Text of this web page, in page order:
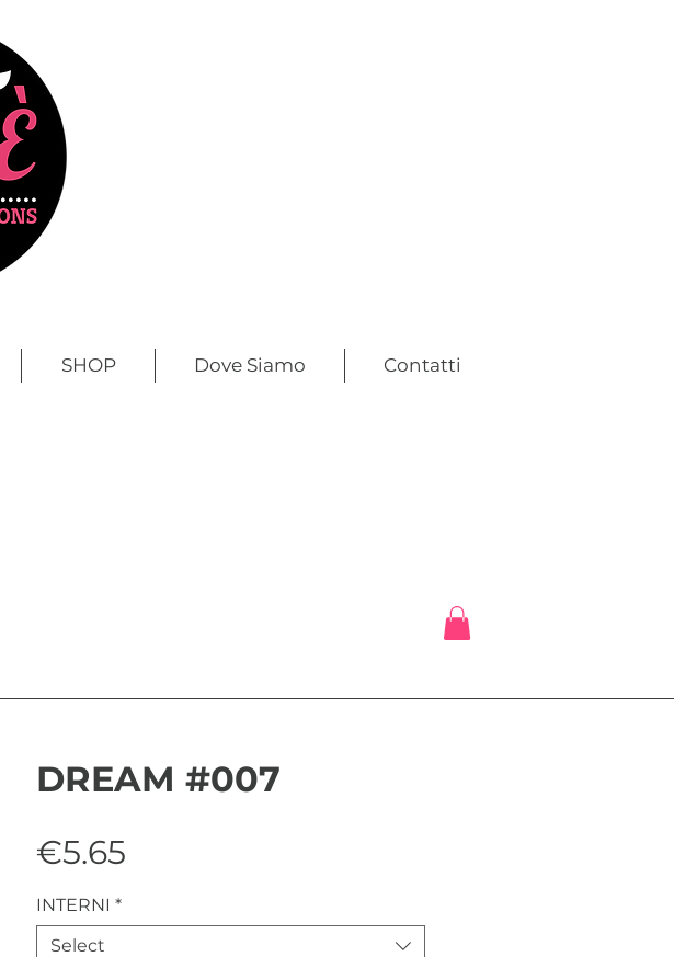
SHOP Dove Siamo Contatti
DREAM #007
€5.65
INTERNI *
Select